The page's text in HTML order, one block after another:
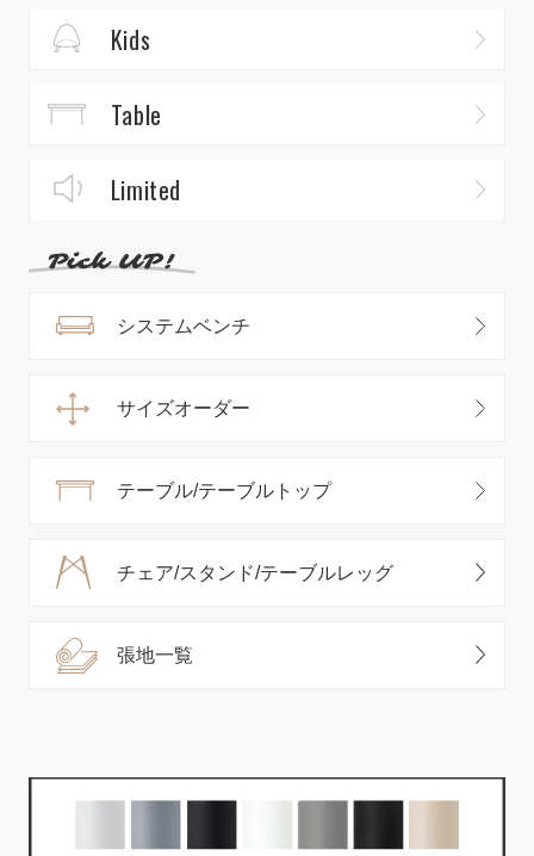
Kids
Table
Limited
システムベンチ
サイズオーダー
テーブル/テーブルトップ
チェア/スタンド/テーブルレッグ
張地一覧